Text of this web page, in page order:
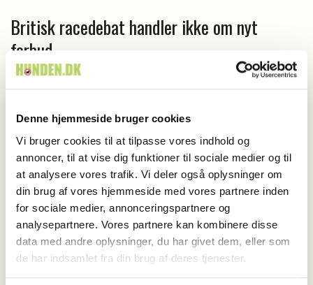
Denne hjemmeside bruger cookies
Vi bruger cookies til at tilpasse vores indhold og
annoncer, til at vise dig funktioner til sociale medier og til
at analysere vores trafik. Vi deler også oplysninger om
din brug af vores hjemmeside med vores partnere inden
for sociale medier, annonceringspartnere og
analysepartnere. Vores partnere kan kombinere disse
data med andre oplysninger, du har givet dem, eller som
de har indsamlet fra din brug af deres tjenester.
Britisk racedebat handler ikke om nyt
forbud